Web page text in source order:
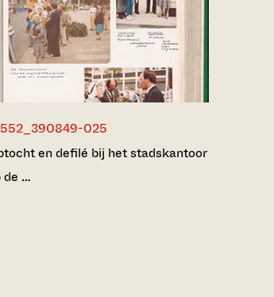
552_390849-025
en defilé bij het stadskantoor
de …